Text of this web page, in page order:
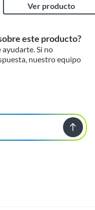
Ver producto
este producto?
Si no
nuestro equipo